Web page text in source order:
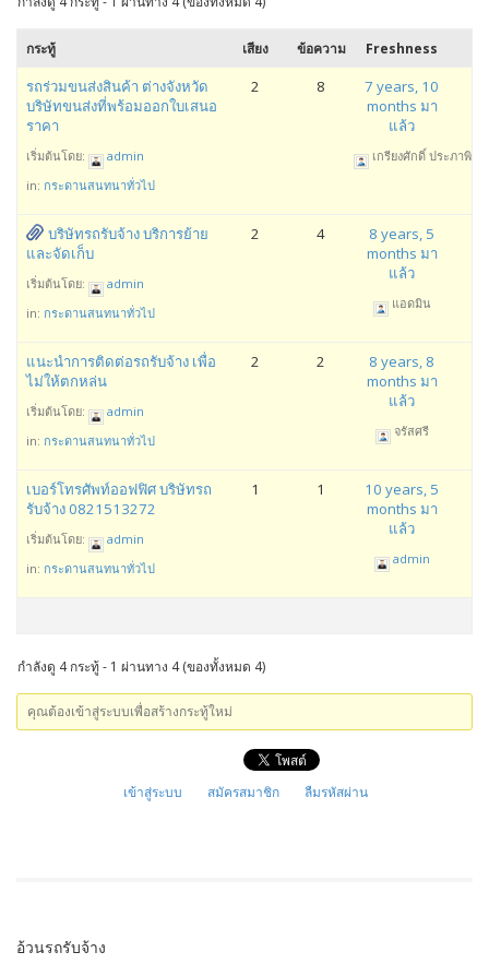
กระทู้ เสียง ข้อความ Freshness
รถร่วมขนส่งสินค้า ต่างจังหวัด
บริษัทขนส่งที่พร้อมออกใบเสนอ
ราคา
เริ่มต้นโดย:
admin
in: กระดานสนทนาทั่วไป
2 8
7 years, 10
months มา
แล้ว
เกรียงศักดิ์ ประภาพิทั
บริษัทรถรับจ้าง บริการย้าย
และจัดเก็บ
เริ่มต้นโดย:
admin
in: กระดานสนทนาทั่วไป
2 4
8 years, 5
months มา
แล้ว
แอดมิน
แนะนำการติดต่อรถรับจ้าง เพื่อ
ไม่ให้ตกหล่น
เริ่มต้นโดย:
admin
in: กระดานสนทนาทั่วไป
2 2
8 years, 8
months มา
แล้ว
จรัสศรี
เบอร์โทรศัพท์ออฟฟิศ บริษัทรถ
รับจ้าง 0821513272
เริ่มต้นโดย:
admin
in: กระดานสนทนาทั่วไป
1 1
10 years, 5
months มา
แล้ว
admin
กำลังดู 4 กระทู้ - 1 ผ่านทาง 4 (ของทั้งหมด 4)
คุณต้องเข้าสู่ระบบเพื่อสร้างกระทู้ใหม่
เข้าสู่ระบบ สมัครสมาชิก ลืมรหัสผ่าน
อ้วนรถรับจ้าง